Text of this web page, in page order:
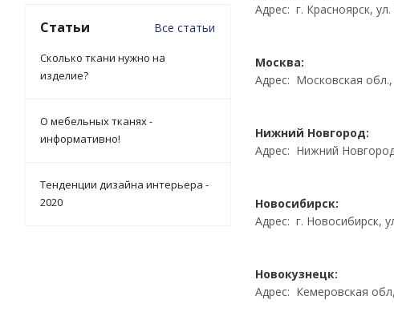
Адрес: г. Красноярск,
Москва:
Адрес: Московская
Нижний Новгород:
Адрес: Нижний
Новосибирск:
Адрес: г. Новосибирск,
Новокузнецк:
Адрес: Кемеровская
Статьи Все статьи
Сколько ткани нужно на
изделие?
О мебельных тканях -
информативно!
Тенденции дизайна интерьера -
2020